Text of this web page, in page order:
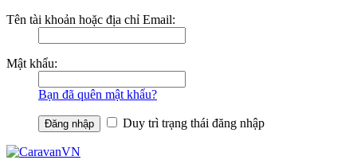
Tên tài khoản hoặc địa chỉ Email:
Mật khẩu:
Bạn đã quên mật khẩu?
Duy trì trạng thái đăng nhập